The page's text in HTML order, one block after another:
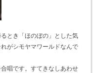
とき「ほのぼの」とした気
がシモヤマワールドなんで
唱です。すてきなしあわせ